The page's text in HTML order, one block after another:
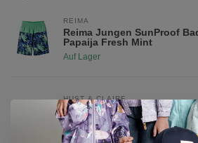
REIMA
Reima Jungen SunProof
Papaija Fresh Mint
Auf Lager
HUST & CLAIRE
Hust & Claire Jungen
Summer
Auf Lager